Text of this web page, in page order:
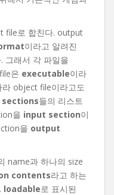
file로 합친다. output
이라고 알려진
그래서 각 파일을
은 executable이라
라 object file이라고도
sections들의 리스트
을 input section이
을 output
name과 하나의 size
contents라고 하는
loadable로 표시된